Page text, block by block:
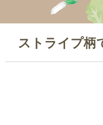
ストライプ柄